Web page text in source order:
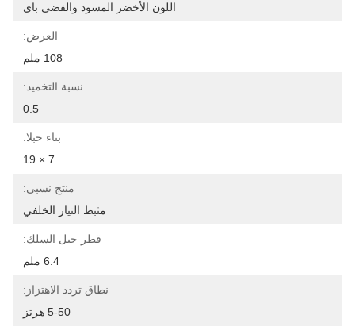
اللون الأخضر المسود والفضي باي
العرض:
108 ملم
نسبة التخميد:
0.5
بناء حبلا:
منتج نسبي:
مثبط التيار الخلفي
قطر حبل السلك:
6.4 ملم
نطاق تردد الاهتزاز:
5-50 هرتز